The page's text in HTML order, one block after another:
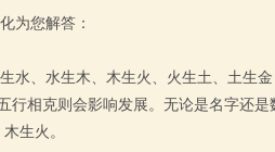
为您解答：
水、水生木、木生火、火生土、土生
行相克则会影响发展。无论是名字还是
生火。